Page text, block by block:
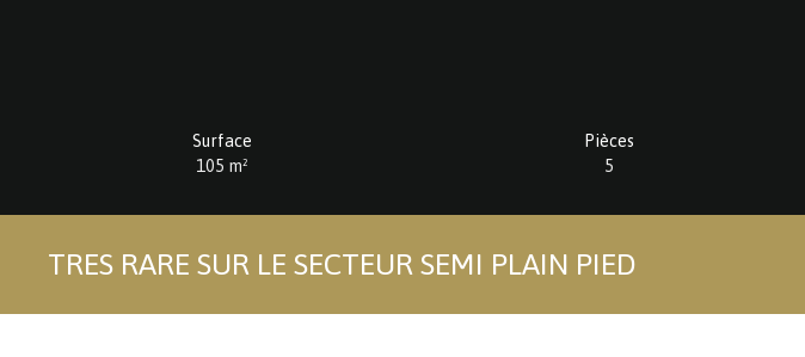
Surface
105 m²
Pièces
5
TRES RARE SUR LE SECTEUR SEMI PLAIN PIED